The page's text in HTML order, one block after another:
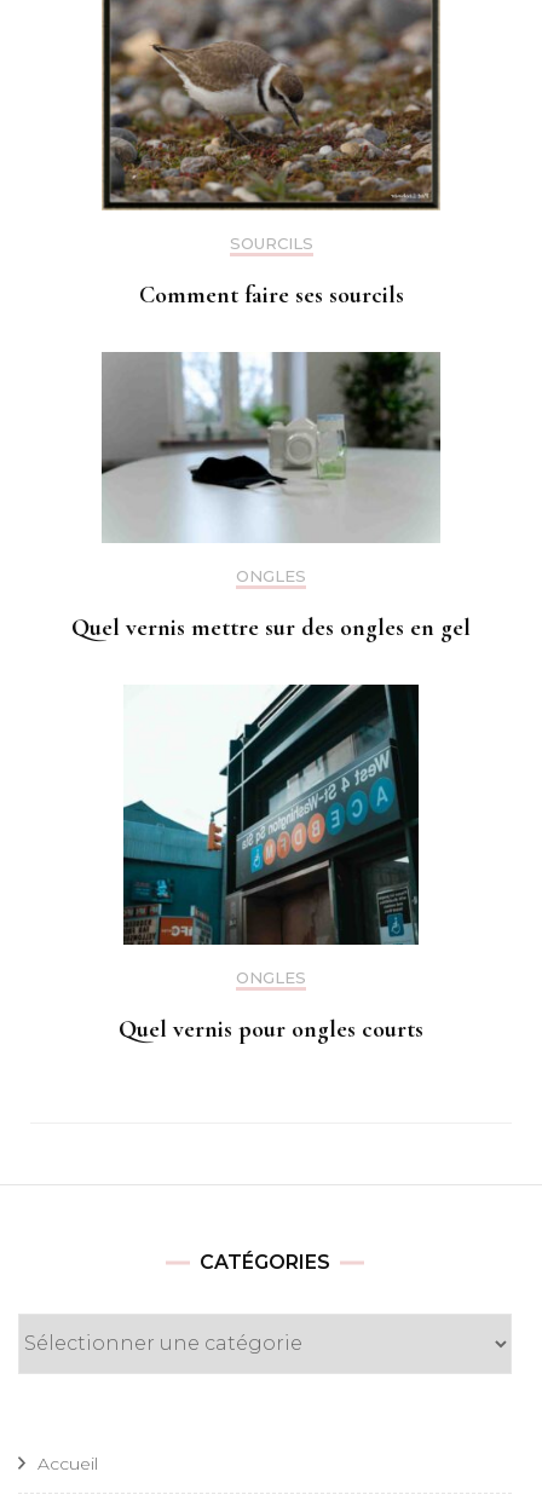
SOURCILS
Comment faire ses sourcils
ONGLES
Quel vernis mettre sur des ongles en gel
ONGLES
Quel vernis pour ongles courts
CATÉGORIES
Accueil